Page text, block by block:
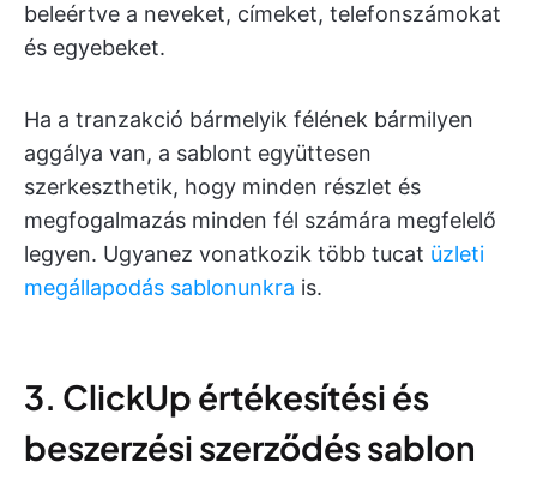
beleértve a neveket, címeket, telefonszámokat
és egyebeket.
Ha a tranzakció bármelyik félének bármilyen
aggálya van, a sablont együttesen
szerkeszthetik, hogy minden részlet és
megfogalmazás minden fél számára megfelelő
legyen. Ugyanez vonatkozik több tucat üzleti
megállapodás sablonunkra is.
3. ClickUp értékesítési és
beszerzési szerződés sablon